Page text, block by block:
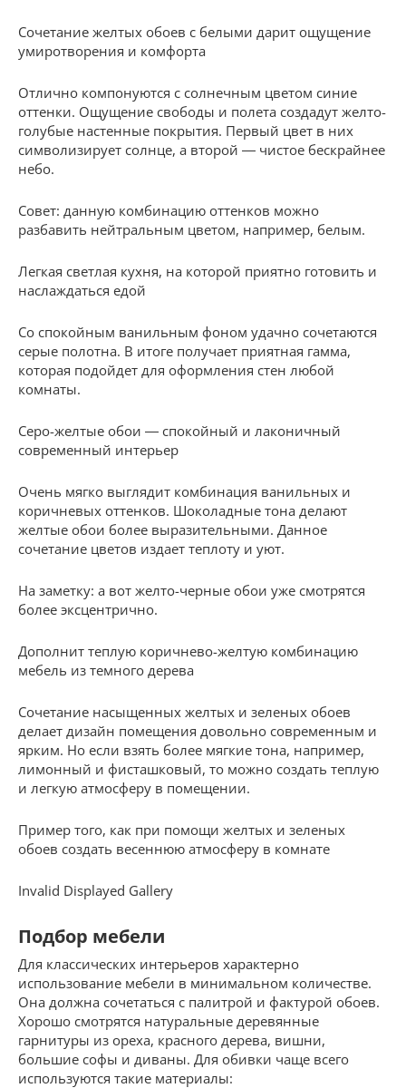
Сочетание желтых обоев с белыми дарит ощущение
умиротворения и комфорта
Отлично компонуются с солнечным цветом синие
оттенки. Ощущение свободы и полета создадут желто-
голубые настенные покрытия. Первый цвет в них
символизирует солнце, а второй ― чистое бескрайнее
небо.
Совет: данную комбинацию оттенков можно
разбавить нейтральным цветом, например, белым.
Легкая светлая кухня, на которой приятно готовить и
наслаждаться едой
Со спокойным ванильным фоном удачно сочетаются
серые полотна. В итоге получает приятная гамма,
которая подойдет для оформления стен любой
комнаты.
Серо-желтые обои ― спокойный и лаконичный
современный интерьер
Очень мягко выглядит комбинация ванильных и
коричневых оттенков. Шоколадные тона делают
желтые обои более выразительными. Данное
сочетание цветов издает теплоту и уют.
На заметку: а вот желто-черные обои уже смотрятся
более эксцентрично.
Дополнит теплую коричнево-желтую комбинацию
мебель из темного дерева
Сочетание насыщенных желтых и зеленых обоев
делает дизайн помещения довольно современным и
ярким. Но если взять более мягкие тона, например,
лимонный и фисташковый, то можно создать теплую
и легкую атмосферу в помещении.
Пример того, как при помощи желтых и зеленых
обоев создать весеннюю атмосферу в комнате
Invalid Displayed Gallery
Подбор мебели
Для классических интерьеров характерно
использование мебели в минимальном количестве.
Она должна сочетаться с палитрой и фактурой обоев.
Хорошо смотрятся натуральные деревянные
гарнитуры из ореха, красного дерева, вишни,
большие софы и диваны. Для обивки чаще всего
используются такие материалы: